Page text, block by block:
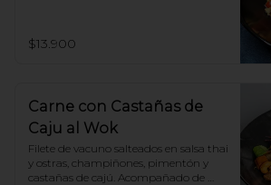
$13.900
Carne con Castañas de
Caju al Wok
Filete de vacuno salteados en salsa thai
y ostras, champiñones, pimentón y
castañas de cajú. Acompañado de